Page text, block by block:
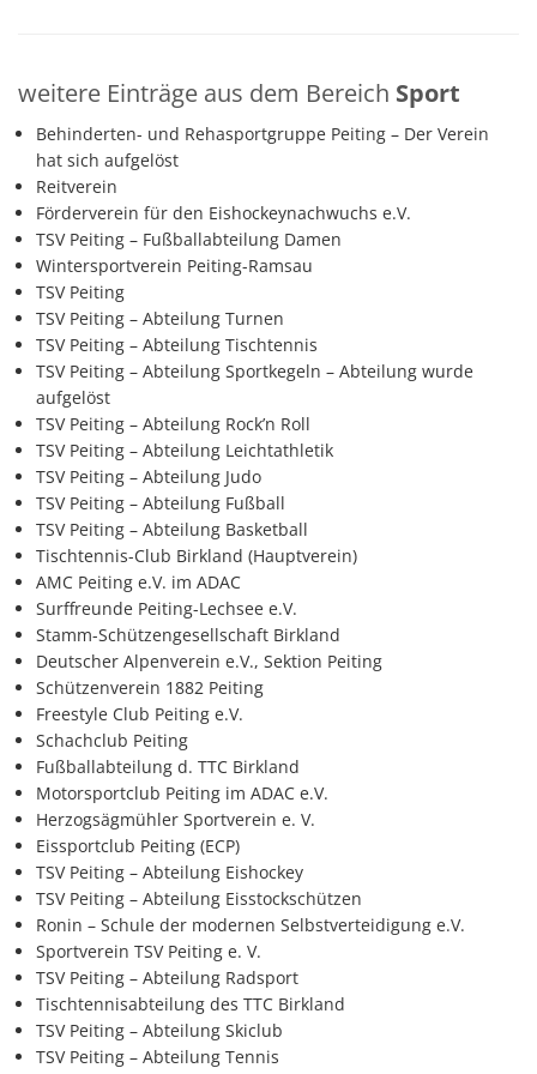
weitere Einträge aus dem Bereich Sport
Behinderten- und Rehasportgruppe Peiting – Der Verein
hat sich aufgelöst
Reitverein
Förderverein für den Eishockeynachwuchs e.V.
TSV Peiting – Fußballabteilung Damen
Wintersportverein Peiting-Ramsau
TSV Peiting
TSV Peiting – Abteilung Turnen
TSV Peiting – Abteilung Tischtennis
TSV Peiting – Abteilung Sportkegeln – Abteilung wurde
aufgelöst
TSV Peiting – Abteilung Rock’n Roll
TSV Peiting – Abteilung Leichtathletik
TSV Peiting – Abteilung Judo
TSV Peiting – Abteilung Fußball
TSV Peiting – Abteilung Basketball
Tischtennis-Club Birkland (Hauptverein)
AMC Peiting e.V. im ADAC
Surffreunde Peiting-Lechsee e.V.
Stamm-Schützengesellschaft Birkland
Deutscher Alpenverein e.V., Sektion Peiting
Schützenverein 1882 Peiting
Freestyle Club Peiting e.V.
Schachclub Peiting
Fußballabteilung d. TTC Birkland
Motorsportclub Peiting im ADAC e.V.
Herzogsägmühler Sportverein e. V.
Eissportclub Peiting (ECP)
TSV Peiting – Abteilung Eishockey
TSV Peiting – Abteilung Eisstockschützen
Ronin – Schule der modernen Selbstverteidigung e.V.
Sportverein TSV Peiting e. V.
TSV Peiting – Abteilung Radsport
Tischtennisabteilung des TTC Birkland
TSV Peiting – Abteilung Skiclub
TSV Peiting – Abteilung Tennis